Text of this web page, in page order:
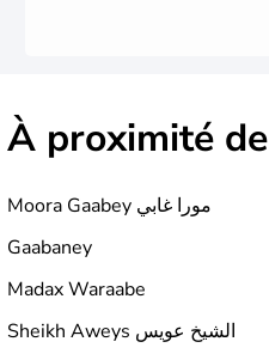
À proximité de
Moora Gaabey مورا غابي
Gaabaney
Madax Waraabe
Sheikh Aweys الشيخ عويس